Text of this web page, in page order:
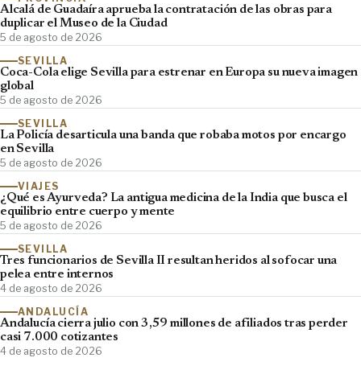
Alcalá de Guadaíra aprueba la contratación de las obras para
duplicar el Museo de la Ciudad
5 de agosto de 2026
SEVILLA
Coca-Cola elige Sevilla para estrenar en Europa su nueva imagen
global
5 de agosto de 2026
SEVILLA
La Policía desarticula una banda que robaba motos por encargo
en Sevilla
5 de agosto de 2026
VIAJES
¿Qué es Ayurveda? La antigua medicina de la India que busca el
equilibrio entre cuerpo y mente
5 de agosto de 2026
SEVILLA
Tres funcionarios de Sevilla II resultan heridos al sofocar una
pelea entre internos
4 de agosto de 2026
ANDALUCÍA
Andalucía cierra julio con 3,59 millones de afiliados tras perder
casi 7.000 cotizantes
4 de agosto de 2026